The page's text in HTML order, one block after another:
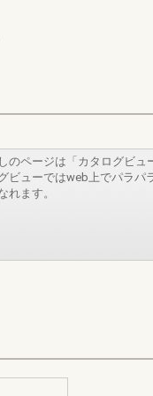
のページは「カタログビュ
ビューではweb上でパラパ
れます。